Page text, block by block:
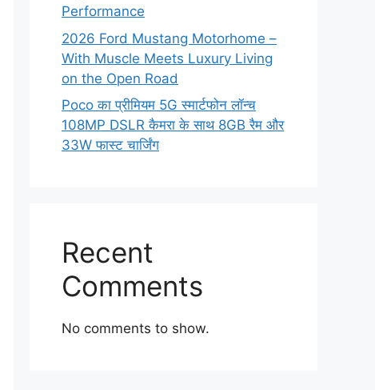
Performance
2026 Ford Mustang Motorhome –
With Muscle Meets Luxury Living
on the Open Road
Poco का प्रीमियम 5G स्मार्टफोन लॉन्च
108MP DSLR कैमरा के साथ 8GB रैम और
33W फास्ट चार्जिंग
Recent
Comments
No comments to show.